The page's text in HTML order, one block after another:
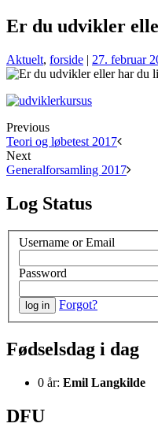
Er du udvikler
Aktuelt, forside | 27. februar
Previous
Teori og løbetest 2017
Next
Generalforsamling 2017
Log Status
Username or Email
Password
Forgot?
Fødselsdag i dag
0 år: Emil Langkilde
DFU